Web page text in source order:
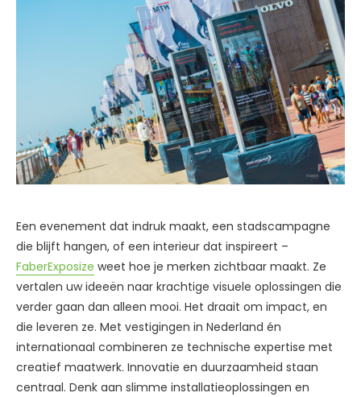
Een evenement dat indruk maakt, een stadscampagne
die blijft hangen, of een interieur dat inspireert –
FaberExposize weet hoe je merken zichtbaar maakt. Ze
vertalen uw ideeën naar krachtige visuele oplossingen die
verder gaan dan alleen mooi. Het draait om impact, en
die leveren ze. Met vestigingen in Nederland én
internationaal combineren ze technische expertise met
creatief maatwerk. Innovatie en duurzaamheid staan
centraal. Denk aan slimme installatieoplossingen en